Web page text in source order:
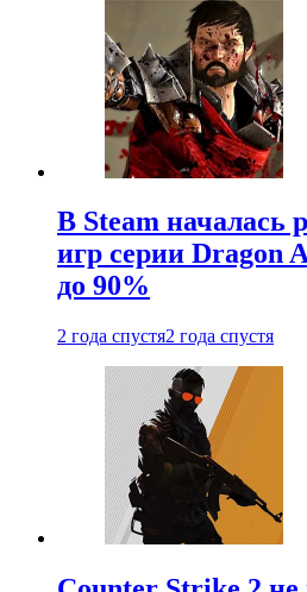
В Steam началась
игр серии Dragon
до 90%
2 года спустя2 года спустя